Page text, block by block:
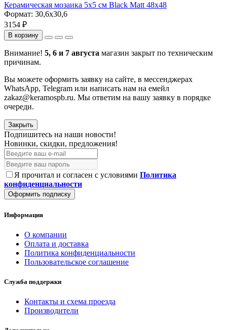
Керамическая мозаика 5x5 см Black Matt 48x48
Формат: 30,6x30,6
3154 ₽
В корзину
Внимание! 5, 6 и 7 августа магазин закрыт по техническим
причинам.
Вы можете оформить заявку на сайте, в мессенджерах
WhatsApp, Telegram или написать нам на емейл
zakaz@keramospb.ru. Мы ответим на вашу заявку в порядке
очереди.
Закрыть
Подпишитесь на наши новости!
Новинки, скидки, предложения!
Я прочитал и согласен с условиями Политика
конфиденциальности
Оформить подписку
Информация
О компании
Оплата и доставка
Политика конфиденциальности
Пользовательское соглашение
Служба поддержки
Контакты и схема проезда
Производители